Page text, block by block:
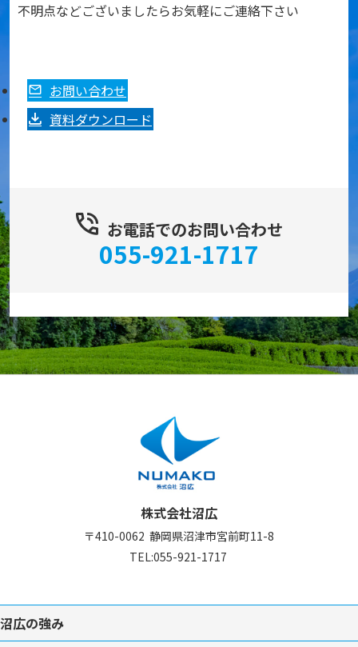
不明点などございましたらお気軽にご連絡下さい
お問い合わせ
資料ダウンロード
お電話でのお問い合わせ
055-921-1717
株式会社沼広
〒410-0062 静岡県沼津市宮前町11-8
TEL:055-921-1717
沼広の強み